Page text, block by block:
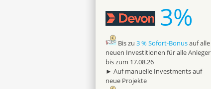
3%
Bis zu 3 % Sofort-Bonusauf alle
neuen Investitionen für alle Anleger
bis zum 17.08.26
► Auf manuelle Investments auf
neue Projekte